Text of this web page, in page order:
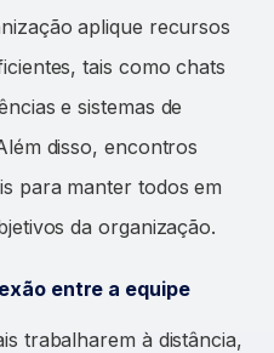
aplique recursos
tais como chats
e sistemas de
disso, encontros
para manter todos em
da organização.
entre a equipe
trabalharem à distância,